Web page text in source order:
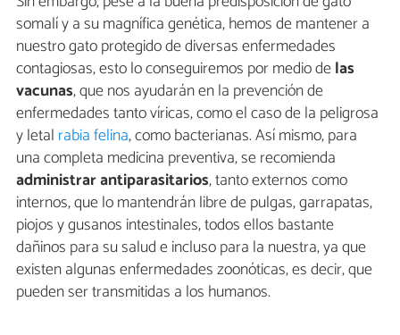
somalí y a su magnífica genética, hemos de mantener a
nuestro gato protegido de diversas enfermedades
contagiosas, esto lo conseguiremos por medio delas
vacunas, que nos ayudarán en la prevención de
enfermedades tanto víricas, como el caso de la peligrosa
y letal rabia felina, como bacterianas. Así mismo, para
una completa medicina preventiva, se recomienda
administrar antiparasitarios, tanto externos como
internos, que lo mantendrán libre de pulgas, garrapatas,
piojos y gusanos intestinales, todos ellos bastante
dañinos para su salud e incluso para la nuestra, ya que
existen algunas enfermedades zoonóticas, es decir, que
pueden ser transmitidas a los humanos.